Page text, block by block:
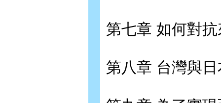
第七章 如何對
第八章 台灣與